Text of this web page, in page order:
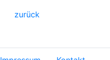
zurück